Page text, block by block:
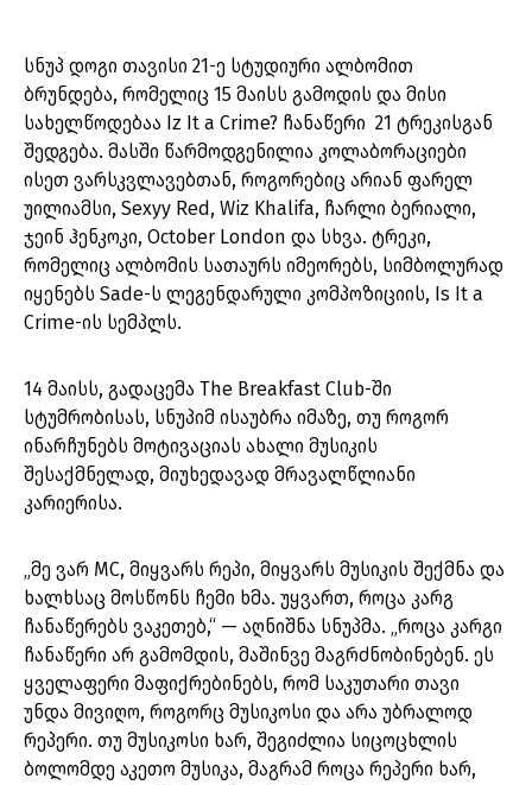
სნუპ დოგი თავისი 21-ე სტუდიური ალბომით
ბრუნდება, რომელიც 15 მაისს გამოდის და მისი
სახელწოდებაა Iz It a Crime? ჩანაწერი 21 ტრეკისგან
შედგება. მასში წარმოდგენილია კოლაბორაციები
ისეთ ვარსკვლავებთან, როგორებიც არიან ფარელ
უილიამსი, Sexyy Red, Wiz Khalifa, ჩარლი ბერიალი,
ჯეინ ჰენკოკი, October London და სხვა. ტრეკი,
რომელიც ალბომის სათაურს იმეორებს, სიმბოლურად
იყენებს Sade-ს ლეგენდარული კომპოზიციის, Is It a
Crime-ის სემპლს.
14 მაისს, გადაცემა The Breakfast Club-ში
სტუმრობისას, სნუპიმ ისაუბრა იმაზე, თუ როგორ
ინარჩუნებს მოტივაციას ახალი მუსიკის
შესაქმნელად, მიუხედავად მრავალწლიანი
კარიერისა.
„მე ვარ MC, მიყვარს რეპი, მიყვარს მუსიკის შექმნა და
ხალხსაც მოსწონს ჩემი ხმა. უყვართ, როცა კარგ
ჩანაწერებს ვაკეთებ,“ — აღნიშნა სნუპმა. „როცა კარგი
ჩანაწერი არ გამომდის, მაშინვე მაგრძნობინებენ. ეს
ყველაფერი მაფიქრებინებს, რომ საკუთარი თავი
უნდა მივიღო, როგორც მუსიკოსი და არა უბრალოდ
რეპერი. თუ მუსიკოსი ხარ, შეგიძლია სიცოცხლის
ბოლომდე აკეთო მუსიკა, მაგრამ როცა რეპერი ხარ,